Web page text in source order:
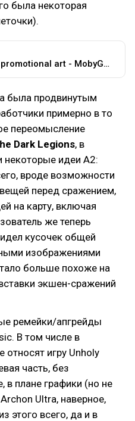
была некоторая
Archon Ultra (1994) promotional art - MobyGames
была продвинутым
примерно в то
переомысление
Dark Legions, в
некоторые идеи A2:
вроде возможности
перед сражением,
на карту, включая
же теперь
кусочек общей
изображениями
больше похоже на
экшен-сражений
ремейки/апгрейды
В том числе в
относят игру Unholy
часть, без
в плане графики (но не
Ultra, наверное,
этого всего, да и в